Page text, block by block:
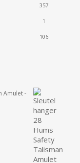
357
1
106
Amulet -